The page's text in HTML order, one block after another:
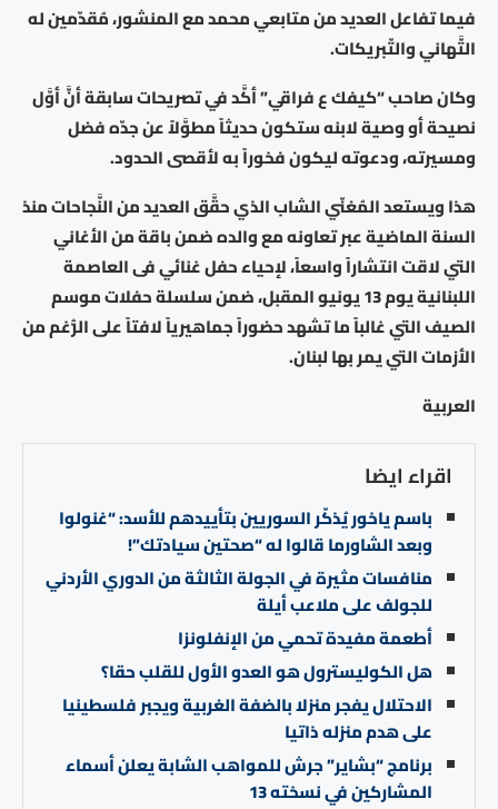
فيما تفاعل العديد من متابعي محمد مع المنشور، مُقدّمين له
التَّهاني والتّبريكات.
وكان صاحب “كيفك ع فراقي” أكَّد في تصريحات سابقة أنَّ أوَّل
نصيحة أو وصية لابنه ستكون حديثاً مطوَّلاً عن جدّه فضل
ومسيرته، ودعوته ليكون فخوراً به لأقصى الحدود.
هذا ويستعد المُغنّي الشاب الذي حقَّق العديد من النَّجاحات منذ
السنة الماضية عبر تعاونه مع والده ضمن باقة من الأغاني
التي لاقت انتشاراً واسعاً، لإحياء حفل غنائي فى العاصمة
اللبنانية يوم 13 يونيو المقبل، ضمن سلسلة حفلات موسم
الصيف التي غالباً ما تشهد حضوراً جماهيرياً لافتاً على الرُّغم من
الأزمات التي يمر بها لبنان.
العربية
اقراء ايضا
باسم ياخور يُذكّر السوريين بتأييدهم للأسد: “غنولوا
وبعد الشاورما قالوا له “صحتين سيادتك”!
منافسات مثيرة في الجولة الثالثة من الدوري الأردني
للجولف على ملاعب أيلة
أطعمة مفيدة تحمي من الإنفلونزا
هل الكوليسترول هو العدو الأول للقلب حقا؟
الاحتلال يفجر منزلا بالضفة الغربية ويجبر فلسطينيا
على هدم منزله ذاتيا
برنامج “بشاير” جرش للمواهب الشابة يعلن أسماء
المشاركين في نسخته 13